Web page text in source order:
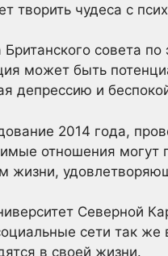
творить чудеса с
Британского совета
может быть
депрессию и
2014 года,
отношения могут
жизни,
Северной
сети так
в своей жизни.